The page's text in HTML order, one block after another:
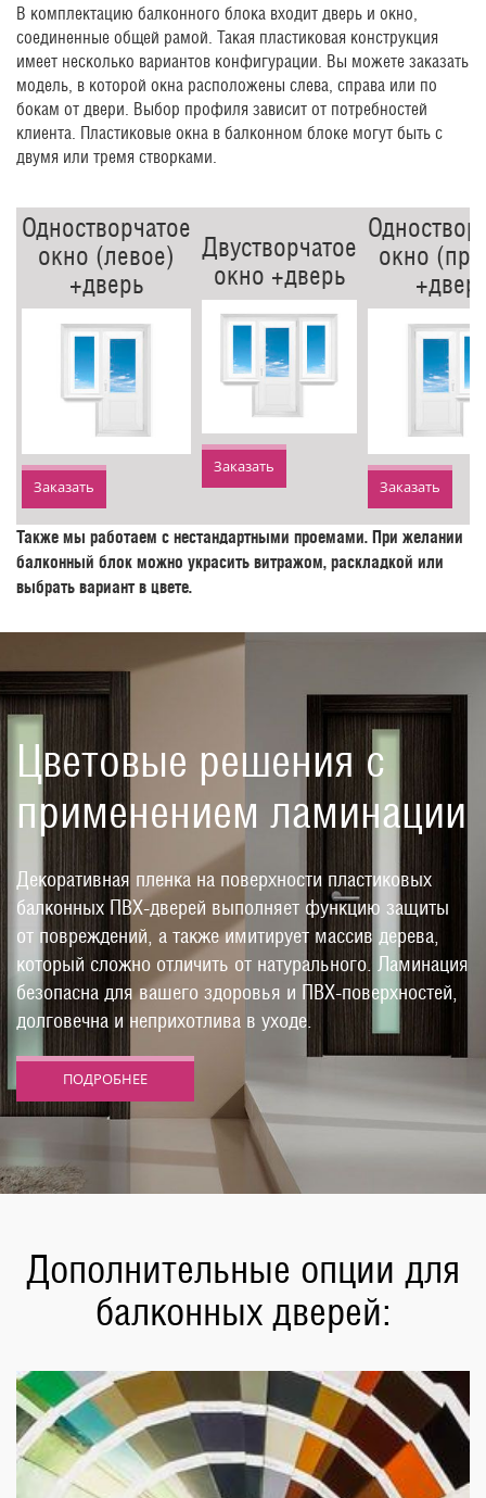
В комплектацию балконного блока входит дверь и окно,
соединенные общей рамой. Такая пластиковая конструкция
имеет несколько вариантов конфигурации. Вы можете заказать
модель, в которой окна расположены слева, справа или по
бокам от двери. Выбор профиля зависит от потребностей
клиента. Пластиковые окна в балконном блоке могут быть с
двумя или тремя створками.
Одностворчатое
окно (левое)
+дверь
Заказать
Двустворчатое
окно +дверь
Заказать
окно
Заказать
Также мы работаем с нестандартными проемами. При желании
балконный блок можно украсить витражом, раскладкой или
выбрать вариант в цвете.
Цветовые решения с
применением ламинации
Декоративная пленка на поверхности пластиковых
балконных ПВХ-дверей выполняет функцию защиты
от повреждений, а также имитирует массив дерева,
который сложно отличить от натурального. Ламинация
безопасна для вашего здоровья и ПВХ-поверхностей,
долговечна и неприхотлива в уходе.
ПОДРОБНЕЕ
Дополнительные опции для
балконных дверей: